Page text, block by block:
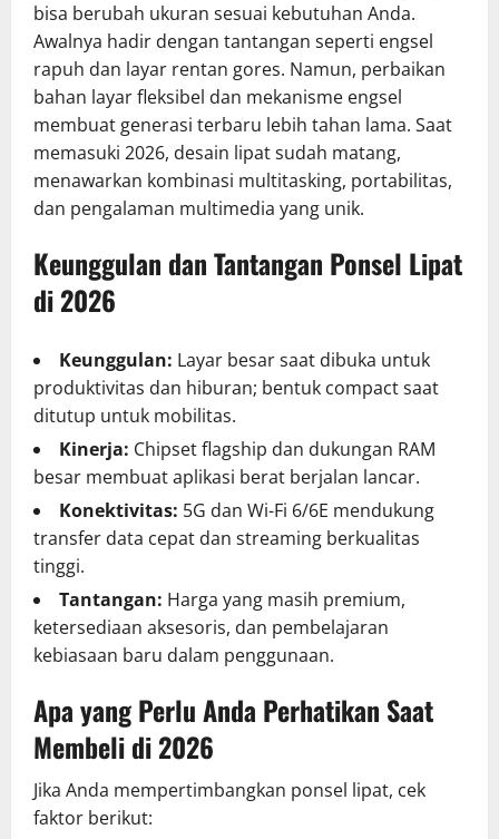
bisa berubah ukuran sesuai kebutuhan Anda.
Awalnya hadir dengan tantangan seperti engsel
rapuh dan layar rentan gores. Namun, perbaikan
bahan layar fleksibel dan mekanisme engsel
membuat generasi terbaru lebih tahan lama. Saat
memasuki 2026, desain lipat sudah matang,
menawarkan kombinasi multitasking, portabilitas,
dan pengalaman multimedia yang unik.
Keunggulan dan Tantangan Ponsel Lipat
di 2026
Keunggulan: Layar besar saat dibuka untuk
produktivitas dan hiburan; bentuk compact saat
ditutup untuk mobilitas.
Kinerja: Chipset flagship dan dukungan RAM
besar membuat aplikasi berat berjalan lancar.
Konektivitas: 5G dan Wi-Fi 6/6E mendukung
transfer data cepat dan streaming berkualitas
tinggi.
Tantangan: Harga yang masih premium,
ketersediaan aksesoris, dan pembelajaran
kebiasaan baru dalam penggunaan.
Apa yang Perlu Anda Perhatikan Saat
Membeli di 2026
Jika Anda mempertimbangkan ponsel lipat, cek
faktor berikut: